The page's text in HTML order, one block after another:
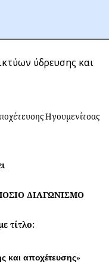
ύδρευσης και
Ηγουμενίτσας
ΔΙΑΓΩΝΙΣΜΟ
τίτλο:
και αποχέτευσης»